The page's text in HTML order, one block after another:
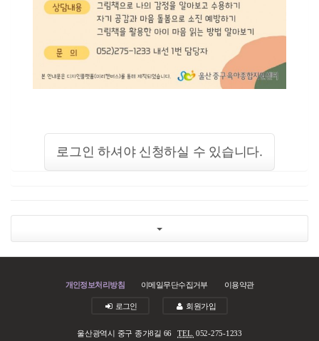
로그인 하셔야 신청하실 수 있습니다.
개인정보처리방침 이메일무단수집거부 이용약관
로그인 회원가입
울산광역시 중구 종가8길 66TEL. 052-275-1233